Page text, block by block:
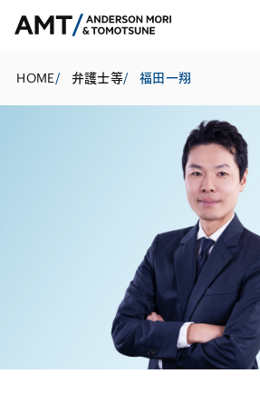
HOME/ 弁護士等/ 福田一翔